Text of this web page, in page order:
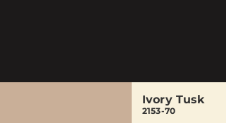
Ivory Tusk
2153-70